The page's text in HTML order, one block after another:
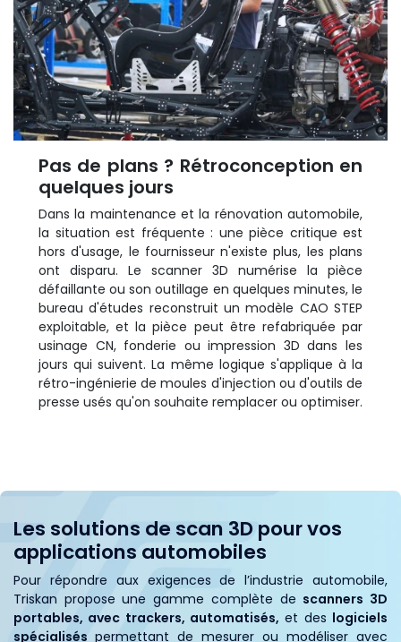
Pas de plans ? Rétroconception en
quelques jours
Dans la maintenance et la rénovation automobile,
la situation est fréquente : une pièce critique est
hors d'usage, le fournisseur n'existe plus, les plans
ont disparu. Le scanner 3D numérise la pièce
défaillante ou son outillage en quelques minutes, le
bureau d'études reconstruit un modèle CAO STEP
exploitable, et la pièce peut être refabriquée par
usinage CN, fonderie ou impression 3D dans les
jours qui suivent. La même logique s'applique à la
rétro-ingénierie de moules d'injection ou d'outils de
presse usés qu'on souhaite remplacer ou optimiser.
Les solutions de scan 3D pour vos
applications automobiles
Pour répondre aux exigences de l’industrie automobile,
Triskan propose une gamme complète de scanners 3D
portables, avec trackers, automatisés, et des logiciels
spécialisés permettant de mesurer ou modéliser avec